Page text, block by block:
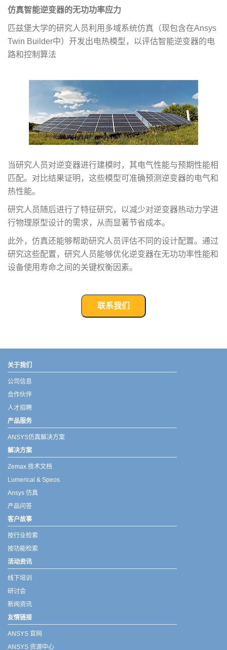
仿真智能逆变器的无功功率应力
匹兹堡大学的研究人员利用多域系统仿真（现包含在Ansys
Twin Builder中）开发出电热模型，以评估智能逆变器的电
路和控制算法
当研究人员对逆变器进行建模时，其电气性能与预期性能相
匹配。对比结果证明，这些模型可准确预测逆变器的电气和
热性能。
研究人员随后进行了特征研究，以减少对逆变器热动力学进
行物理原型设计的需求，从而显著节省成本。
此外，仿真还能够帮助研究人员评估不同的设计配置。通过
研究这些配置，研究人员能够优化逆变器在无功功率性能和
设备使用寿命之间的关键权衡因素。
联系我们
关于我们
公司信息
合作伙伴
人才招聘
产品服务
ANSYS仿真解决方案
解决方案
Zemax 技术文档
Lumerical & Speos
Ansys 仿真
产品问答
客户故事
按行业检索
按功能检索
活动资讯
线下培训
研讨会
新闻资讯
友情链接
ANSYS 官网
ANSYS 资源中心